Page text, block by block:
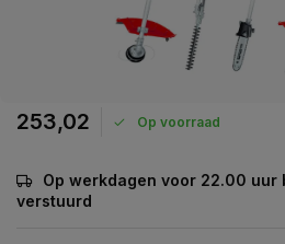
253,02 Op voorraad
Op werkdagen voor 22.00 uur
verstuurd